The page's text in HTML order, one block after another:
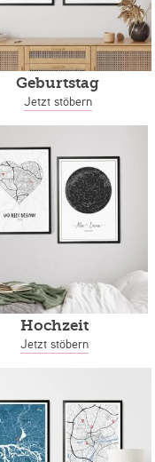
Geburtstag
Jetzt stöbern
Hochzeit
Jetzt stöbern